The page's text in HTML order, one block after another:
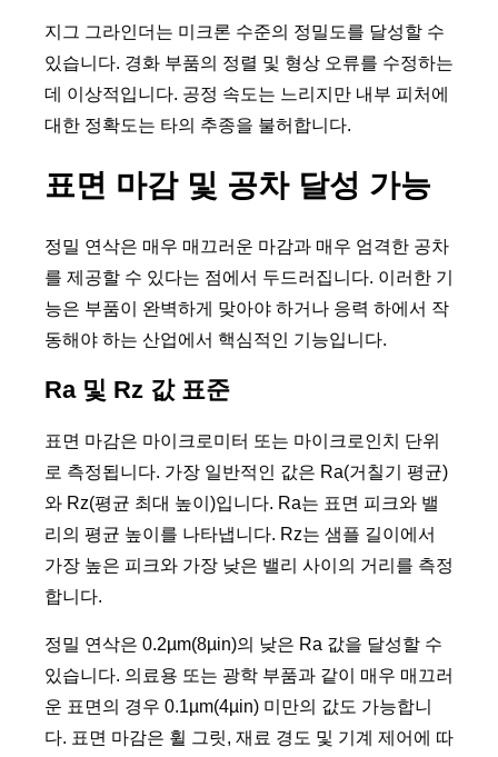
지그 그라인더는 미크론 수준의 정밀도를 달성할 수
있습니다. 경화 부품의 정렬 및 형상 오류를 수정하는
데 이상적입니다. 공정 속도는 느리지만 내부 피처에
대한 정확도는 타의 추종을 불허합니다.
표면 마감 및 공차 달성 가능
정밀 연삭은 매우 매끄러운 마감과 매우 엄격한 공차
를 제공할 수 있다는 점에서 두드러집니다. 이러한 기
능은 부품이 완벽하게 맞아야 하거나 응력 하에서 작
동해야 하는 산업에서 핵심적인 기능입니다.
Ra 및 Rz 값 표준
표면 마감은 마이크로미터 또는 마이크로인치 단위
로 측정됩니다. 가장 일반적인 값은 Ra(거칠기 평균)
와 Rz(평균 최대 높이)입니다. Ra는 표면 피크와 밸
리의 평균 높이를 나타냅니다. Rz는 샘플 길이에서
가장 높은 피크와 가장 낮은 밸리 사이의 거리를 측정
합니다.
정밀 연삭은 0.2µm(8µin)의 낮은 Ra 값을 달성할 수
있습니다. 의료용 또는 광학 부품과 같이 매우 매끄러
운 표면의 경우 0.1µm(4µin) 미만의 값도 가능합니
다. 표면 마감은 휠 그릿, 재료 경도 및 기계 제어에 따